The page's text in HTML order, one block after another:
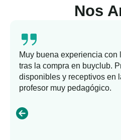
Nos
Muy buena experiencia con
tras la compra en buyclub.
disponibles y receptivos en
profesor muy pedagógico.